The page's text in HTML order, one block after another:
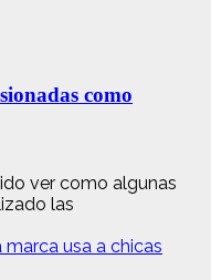
como
ver como algunas
las
marca usa a chicas